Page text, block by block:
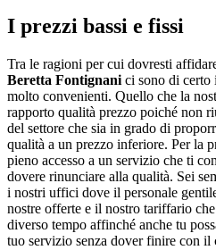
I prezzi bassi e fissi
Tra le ragioni per cui dovresti
Beretta Fontignani ci sono di certo
molto convenienti. Quello che la
rapporto qualità prezzo poiché non
del settore che sia in grado di
qualità a un prezzo inferiore. Per la
pieno accesso a un servizio che ti
dovere rinunciare alla qualità. Sei
i nostri uffici dove il personale
nostre offerte e il nostro tariffario
diverso tempo affinché anche tu
tuo servizio senza dover finire con il